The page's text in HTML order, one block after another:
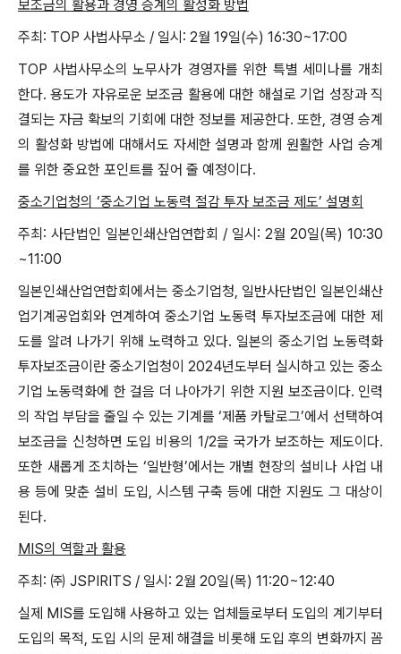
보조금의 활용과 경영 승계의 활성화 방법
주최: TOP 사법사무소 / 일시: 2월 19일(수) 16:30~17:00
TOP 사법사무소의 노무사가 경영자를 위한 특별 세미나를 개최
한다. 용도가 자유로운 보조금 활용에 대한 해설로 기업 성장과 직
결되는 자금 확보의 기회에 대한 정보를 제공한다. 또한, 경영 승계
의 활성화 방법에 대해서도 자세한 설명과 함께 원활한 사업 승계
를 위한 중요한 포인트를 짚어 줄 예정이다.
중소기업청의 ‘중소기업 노동력 절감 투자 보조금 제도’ 설명회
주최: 사단법인 일본인쇄산업연합회 / 일시: 2월 20일(목) 10:30
~11:00
일본인쇄산업연합회에서는 중소기업청, 일반사단법인 일본인쇄산
업기계공업회와 연계하여 중소기업 노동력 투자보조금에 대한 제
도를 알려 나가기 위해 노력하고 있다. 일본의 중소기업 노동력화
투자보조금이란 중소기업청이 2024년도부터 실시하고 있는 중소
기업 노동력화에 한 걸음 더 나아가기 위한 지원 보조금이다. 인력
의 작업 부담을 줄일 수 있는 기계를 ‘제품 카탈로그’에서 선택하여
보조금을 신청하면 도입 비용의 1/2을 국가가 보조하는 제도이다.
또한 새롭게 조치하는 ‘일반형’에서는 개별 현장의 설비나 사업 내
용 등에 맞춘 설비 도입, 시스템 구축 등에 대한 지원도 그 대상이
된다.
MIS의 역할과 활용
주최: ㈜ JSPIRITS / 일시: 2월 20일(목) 11:20~12:40
실제 MIS를 도입해 사용하고 있는 업체들로부터 도입의 계기부터
도입의 목적, 도입 시의 문제 해결을 비롯해 도입 후의 변화까지 꼼